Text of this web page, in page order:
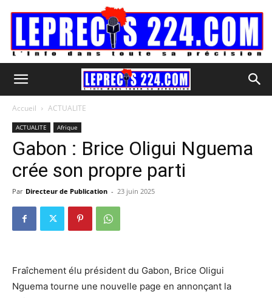
Accueil ACTUALITE
ACTUALITE Afrique
Gabon : Brice Oligui Nguema
crée son propre parti
Par Directeur de Publication - 23 juin 2025
Fraîchement élu président du Gabon, Brice Oligui
Nguema tourne une nouvelle page en annonçant la